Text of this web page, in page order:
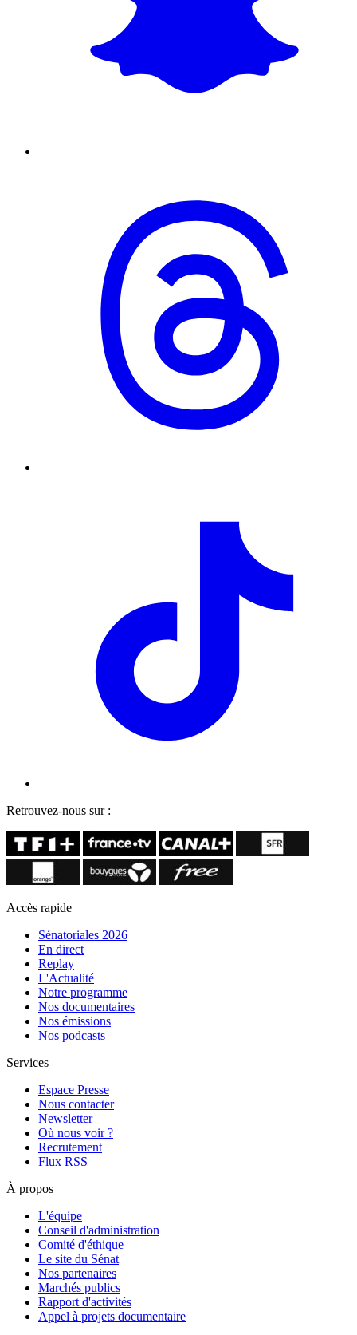
Retrouvez-nous sur :
Accès rapide
Sénatoriales 2026
En direct
Replay
L'Actualité
Notre programme
Nos documentaires
Nos émissions
Nos podcasts
Services
Espace Presse
Nous contacter
Newsletter
Où nous voir ?
Recrutement
Flux RSS
À propos
L'équipe
Conseil d'administration
Comité d'éthique
Le site du Sénat
Nos partenaires
Marchés publics
Rapport d'activités
Appel à projets documentaire